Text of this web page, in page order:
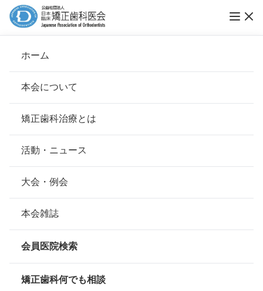
ホーム
本会について
会長挨拶
基本理念
組織について
本会の歴史
情報公開
矯正歯科治療とは
安心して治療を受けていただくための「6つの指針」
安心できる矯正歯科治療契約のための「7つの提言」
矯正歯科治療について
活動・ニュース
大会・例会
本会雑誌
会員医院検索
矯正歯科何でも相談
医療法人社団 宮の森矯正歯科クリニック
ホーム 会員医院検索
医療法人社団 宮の森矯正歯科クリニック
所在地
北海道札幌市中央区北5条西26丁目